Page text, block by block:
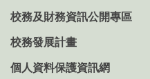
校務及財務資訊公開專區
校務發展計畫
個人資料保護資訊網